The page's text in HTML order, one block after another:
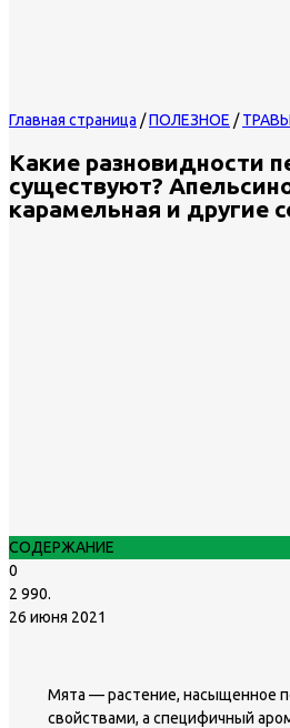
Главная страница /ПОЛЕЗНОЕ /ТРАВЫ
Какие разновидности
существуют?
карамельная и другие
СОДЕРЖАНИЕ
0
2 990.
26 июня 2021
Мята — растение, насыщенное
свойствами, а специфичный